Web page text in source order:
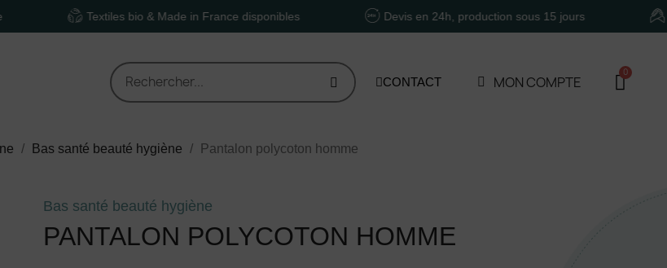
Textiles bio & Made in France disponibles Devis en 24h, production sous 15 jours Un
CONTACT MON COMPTE
Bas santé beauté hygiène Pantalon polycoton homme
Bas santé beauté hygiène
PANTALON POLYCOTON HOMME